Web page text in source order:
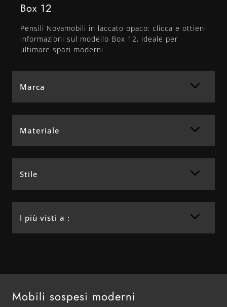
Marca
Materiale
Stile
I più visti a :
Box 12
Pensili Novamobili in laccato opaco: clicca e ottieni
informazioni sul modello Box 12, ideale per
ultimare spazi moderni.
Mobili sospesi moderni